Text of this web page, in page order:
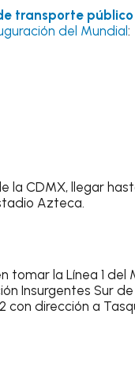
transporte
del Mundial:
la CDMX, llegar
Azteca.
tomar la Línea 1 del
Insurgentes Sur de
con dirección a